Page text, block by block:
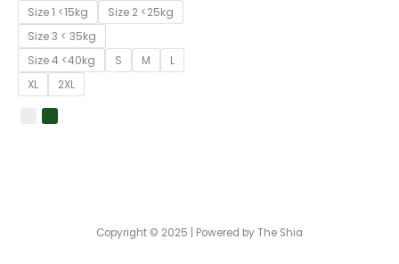
sao
từ
189.000 ₫
đến
Size 1 <15kg
Size 2 <25kg
Size 3 < 35kg
Size 4 <40kg
S M
L
XL
2XL
Copyright © 2025 | Powered by The Shia